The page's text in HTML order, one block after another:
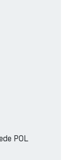
POL